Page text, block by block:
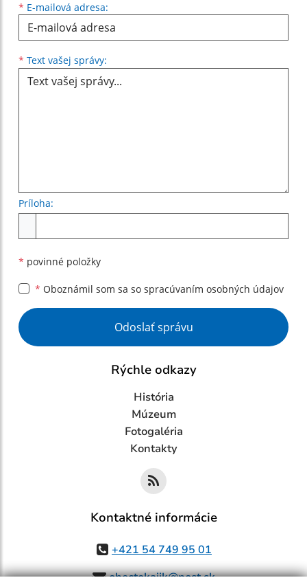
* E-mailová adresa:
* Text vašej správy:
Príloha:
* povinné položky
* Oboznámil som sa so spracúvaním osobných údajov
Google reCaptcha Response
Odoslať správu
Rýchle odkazy
História
Múzeum
Fotogaléria
Kontakty
Kontaktné informácie
+421 54 749 95 01